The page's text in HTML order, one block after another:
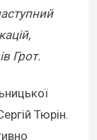
Грот.
Тюрін.